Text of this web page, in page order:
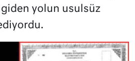
yolun usulsüz